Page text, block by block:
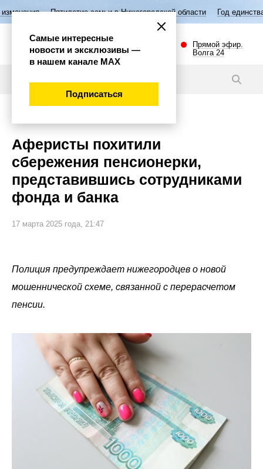
Пятилетие семьи в Нижегородской области Год единства народов
Прямой эфир.
Волга 24
Аферисты похитили
сбережения пенсионерки,
представившись сотрудниками
фонда и банка
17 марта 2025 года, 21:47
Полиция предупреждает нижегородцев о новой
мошеннической схеме, связанной с перерасчетом
пенсии.
Самые интересные
новости и эксклюзивы —
в нашем канале МАХ
Подписаться